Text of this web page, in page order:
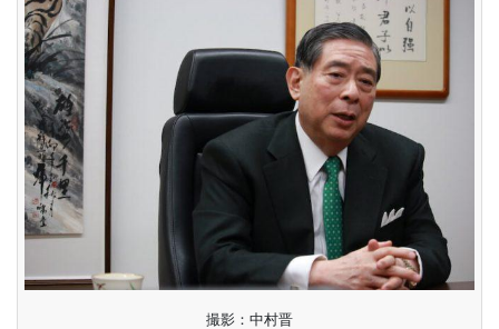
撮影：中村晋